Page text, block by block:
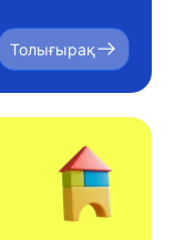
Толығырақ